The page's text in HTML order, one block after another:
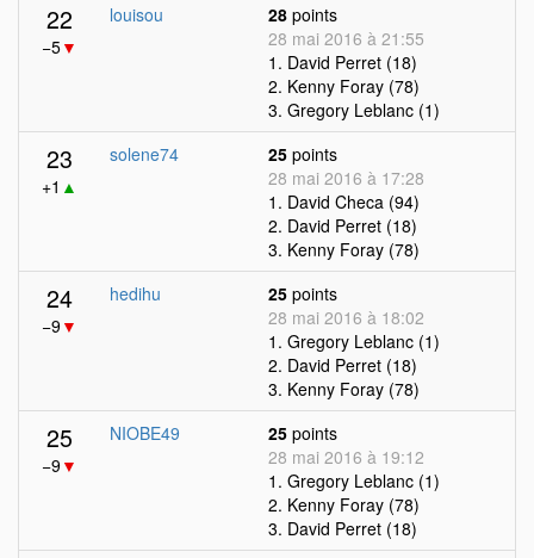
22
−5▼
louisou 28 points
28 mai 2016 à 21:55
1. David Perret (18)
2. Kenny Foray (78)
3. Gregory Leblanc (1)
23
+1 ▲
solene74 25 points
28 mai 2016 à 17:28
1. David Checa (94)
2. David Perret (18)
3. Kenny Foray (78)
24
−9▼
hedihu 25 points
28 mai 2016 à 18:02
1. Gregory Leblanc (1)
2. David Perret (18)
3. Kenny Foray (78)
25
−9▼
NIOBE49 25 points
28 mai 2016 à 19:12
1. Gregory Leblanc (1)
2. Kenny Foray (78)
3. David Perret (18)